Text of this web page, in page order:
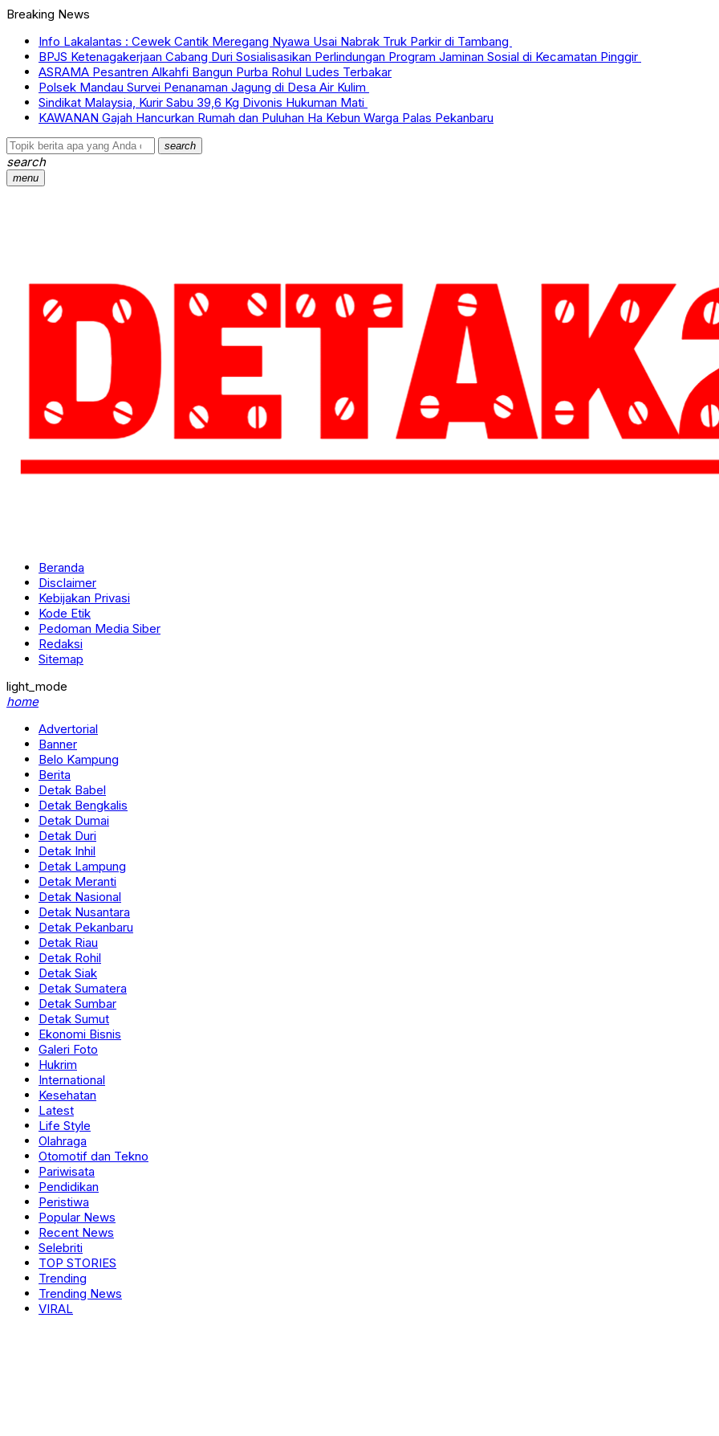
Breaking News
Info Lakalantas : Cewek Cantik Meregang Nyawa Usai Nabrak Truk Parkir di Tambang
BPJS Ketenagakerjaan Cabang Duri Sosialisasikan Perlindungan Program Jaminan Sosial di Kecamatan Pinggir
ASRAMA Pesantren Alkahfi Bangun Purba Rohul Ludes Terbakar
Polsek Mandau Survei Penanaman Jagung di Desa Air Kulim
Sindikat Malaysia, Kurir Sabu 39,6 Kg Divonis Hukuman Mati
KAWANAN Gajah Hancurkan Rumah dan Puluhan Ha Kebun Warga Palas Pekanbaru
search
search
menu
Beranda
Disclaimer
Kebijakan Privasi
Kode Etik
Pedoman Media Siber
Redaksi
Sitemap
light_mode
home
Advertorial
Banner
Belo Kampung
Berita
Detak Babel
Detak Bengkalis
Detak Dumai
Detak Duri
Detak Inhil
Detak Lampung
Detak Meranti
Detak Nasional
Detak Nusantara
Detak Pekanbaru
Detak Riau
Detak Rohil
Detak Siak
Detak Sumatera
Detak Sumbar
Detak Sumut
Ekonomi Bisnis
Galeri Foto
Hukrim
International
Kesehatan
Latest
Life Style
Olahraga
Otomotif dan Tekno
Pariwisata
Pendidikan
Peristiwa
Popular News
Recent News
Selebriti
TOP STORIES
Trending
Trending News
VIRAL